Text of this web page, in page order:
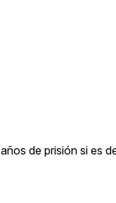
de prisión si es